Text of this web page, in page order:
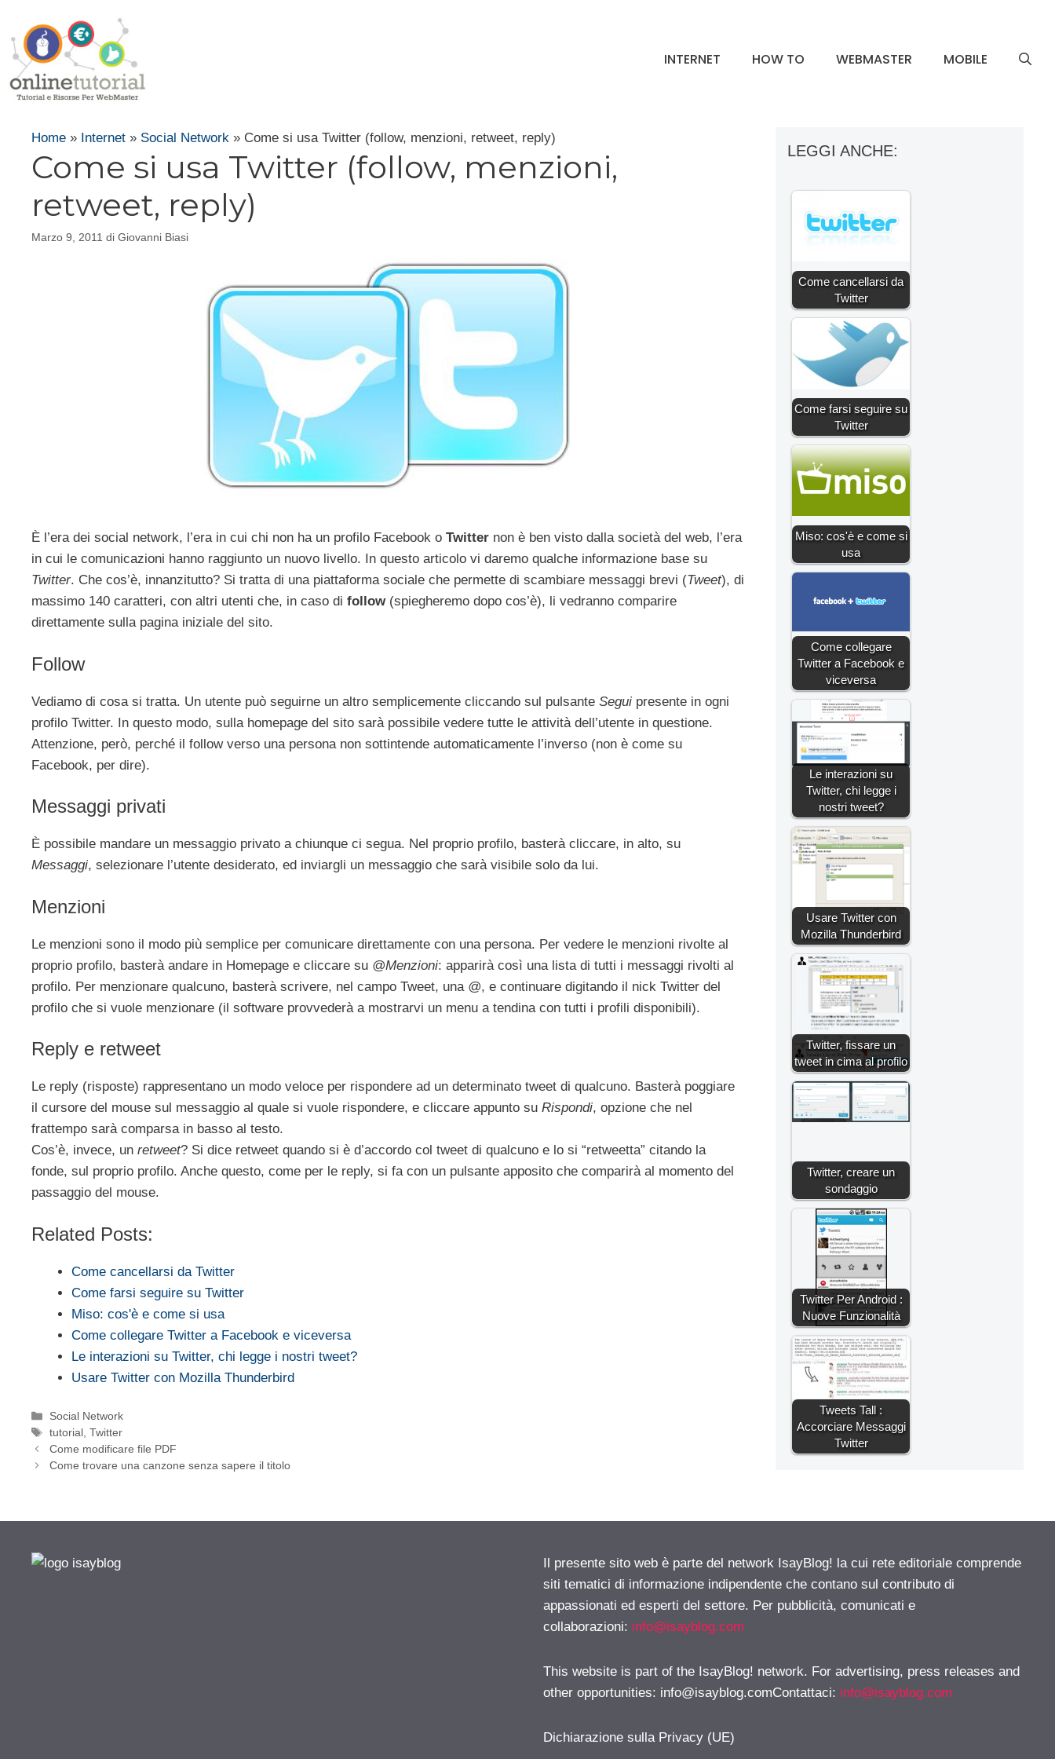
contenuto
INTERNET HOW TO WEBMASTER MOBILE
Home » Internet » Social Network » Come si usa Twitter (follow, menzioni, retweet, reply)
Come si usa Twitter (follow, menzioni,
retweet, reply)
Marzo 9, 2011 di Giovanni Biasi
È l’era dei social network, l’era in cui chi non ha un profilo Facebook o Twitter non è ben visto dalla società del web, l’era
in cui le comunicazioni hanno raggiunto un nuovo livello. In questo articolo vi daremo qualche informazione base su
Twitter. Che cos’è, innanzitutto? Si tratta di una piattaforma sociale che permette di scambiare messaggi brevi (Tweet), di
massimo 140 caratteri, con altri utenti che, in caso di follow (spiegheremo dopo cos’è), li vedranno comparire
direttamente sulla pagina iniziale del sito.
Follow
Vediamo di cosa si tratta. Un utente può seguirne un altro semplicemente cliccando sul pulsante Segui presente in ogni
profilo Twitter. In questo modo, sulla homepage del sito sarà possibile vedere tutte le attività dell’utente in questione.
Attenzione, però, perché il follow verso una persona non sottintende automaticamente l’inverso (non è come su
Facebook, per dire).
Messaggi privati
È possibile mandare un messaggio privato a chiunque ci segua. Nel proprio profilo, basterà cliccare, in alto, su
Messaggi, selezionare l’utente desiderato, ed inviargli un messaggio che sarà visibile solo da lui.
Menzioni
Le menzioni sono il modo più semplice per comunicare direttamente con una persona. Per vedere le menzioni rivolte al
proprio profilo, basterà andare in Homepage e cliccare su @Menzioni: apparirà così una lista di tutti i messaggi rivolti al
profilo. Per menzionare qualcuno, basterà scrivere, nel campo Tweet, una @, e continuare digitando il nick Twitter del
profilo che si vuole menzionare (il software provvederà a mostrarvi un menu a tendina con tutti i profili disponibili).
Reply e retweet
Le reply (risposte) rappresentano un modo veloce per rispondere ad un determinato tweet di qualcuno. Basterà poggiare
il cursore del mouse sul messaggio al quale si vuole rispondere, e cliccare appunto su Rispondi, opzione che nel
frattempo sarà comparsa in basso al testo.
Cos’è, invece, un retweet? Si dice retweet quando si è d’accordo col tweet di qualcuno e lo si “retweetta” citando la
fonde, sul proprio profilo. Anche questo, come per le reply, si fa con un pulsante apposito che comparirà al momento del
passaggio del mouse.
Related Posts:
Come cancellarsi da Twitter
Come farsi seguire su Twitter
Miso: cos'è e come si usa
Come collegare Twitter a Facebook e viceversa
Le interazioni su Twitter, chi legge i nostri tweet?
Usare Twitter con Mozilla Thunderbird
Categorie
Social Network
Tag
tutorial,Twitter
Come modificare file PDF
Come trovare una canzone senza sapere il titolo
LEGGI ANCHE:
Come cancellarsi da
Twitter
Come farsi seguire su
Twitter
Miso: cos'è e come si
usa
Come collegare
Twitter a Facebook e
viceversa
Le interazioni su
Twitter, chi legge i
nostri tweet?
Usare Twitter con
Mozilla Thunderbird
Twitter, fissare un
tweet in cima al profilo
Twitter, creare un
sondaggio
Twitter Per Android :
Nuove Funzionalità
Tweets Tall :
Accorciare Messaggi
Twitter
Il presente sito web è parte del network IsayBlog! la cui rete editoriale comprende
siti tematici di informazione indipendente che contano sul contributo di
appassionati ed esperti del settore. Per pubblicità, comunicati e
collaborazioni: info@isayblog.com
This website is part of the IsayBlog! network. For advertising, press releases and
other opportunities: info@isayblog.comContattaci: info@isayblog.com
Dichiarazione sulla Privacy (UE)